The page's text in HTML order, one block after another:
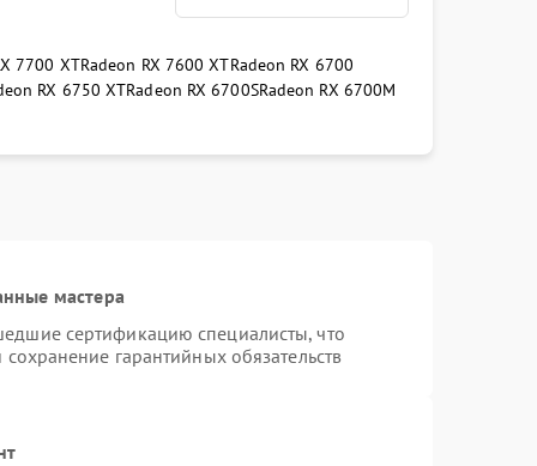
7700 XTRadeon RX 7600 XTRadeon RX 6700
RX 6750 XTRadeon RX 6700SRadeon RX 6700M
мастера
сертификацию специалисты, что
гарантийных обязательств